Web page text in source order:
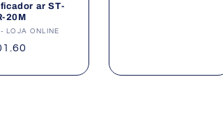
ar ST-
20M
LOJA ONLINE